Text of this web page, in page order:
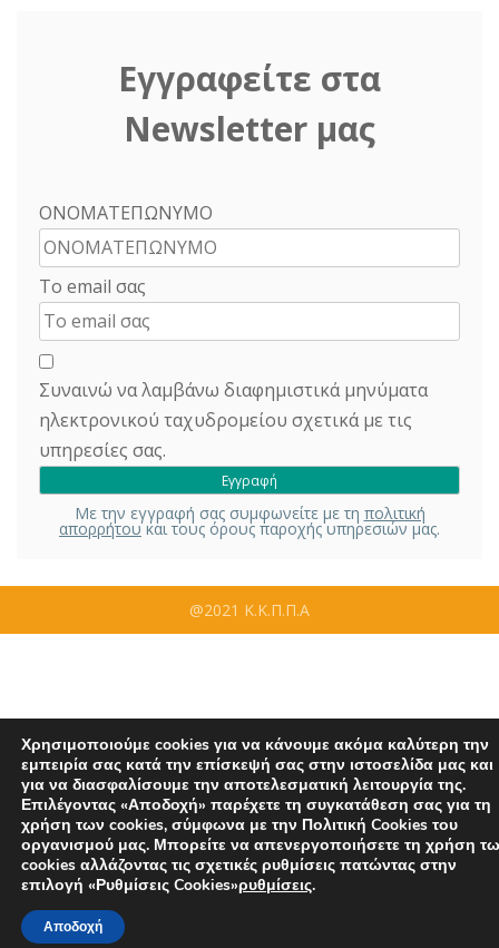
Εγγραφείτε στα
Newsletter μας
ΟΝΟΜΑΤΕΠΩΝΥΜΟ
Το email σας
Συναινώ να λαμβάνω διαφημιστικά μηνύματα
ηλεκτρονικού ταχυδρομείου σχετικά με τις
υπηρεσίες σας.
Με την εγγραφή σας συμφωνείτε με τη πολιτική
απορρήτουκαι τους όρους παροχής υπηρεσιών μας.
@2021 Κ.Κ.Π.Π.Α
Χρησιμοποιούμε cookies για να κάνουμε ακόμα καλύτερη την
εμπειρία σας κατά την επίσκεψή σας στην ιστοσελίδα μας και
για να διασφαλίσουμε την αποτελεσματική λειτουργία της.
Επιλέγοντας «Αποδοχή» παρέχετε τη συγκατάθεση σας για τη
χρήση των cookies, σύμφωνα με την Πολιτική Cookies του
οργανισμού μας. Μπορείτε να απενεργοποιήσετε τη χρήση
cookies αλλάζοντας τις σχετικές ρυθμίσεις πατώντας στην
επιλογή «Ρυθμίσεις Cookies»ρυθμίσεις.
Αποδοχή